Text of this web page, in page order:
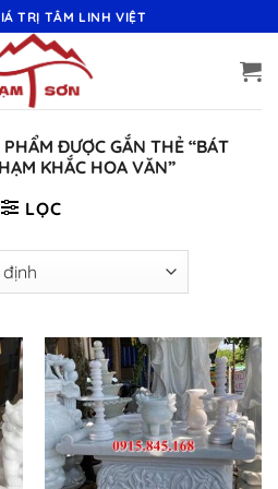
TRỊ TÂM LINH VIỆT
ĐƯỢC GẮN THẺ “BÁT
KHẮC HOA VĂN”
LỌC